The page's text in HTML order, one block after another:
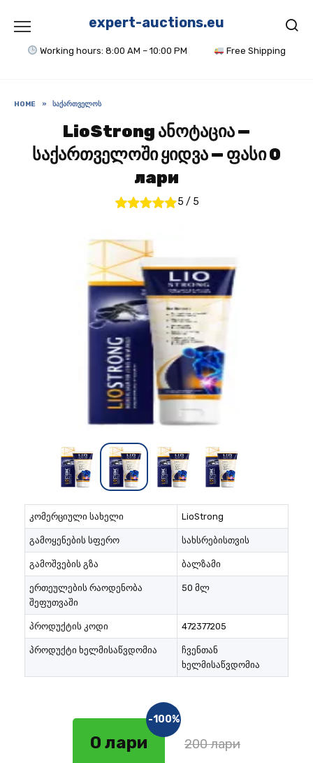
content
expert-auctions.eu
Working hours: 8:00 AM – 10:00 PM Free Shipping
HOME » ᲡᲐᲥᲐᲠᲗᲕᲔᲚᲝᲡ
LioStrong ანოტაცია —
საქართველოში ყიდვა — ფასი 0
лари
5 / 5
კომერციული სახელი LioStrong
გამოყენების სფერო სახსრებისთვის
გამოშვების გზა ბალზამი
ერთეულების რაოდენობა
შეფუთვაში
50 მლ
პროდუქტის კოდი 472377205
პროდუქტი ხელმისაწვდომია
ჩვენთან
ხელმისაწვდომია
0 лари
-100%
200 лари